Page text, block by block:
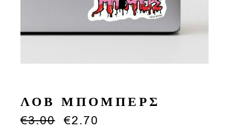
ΛΟΒ ΜΠΟΜΠΕΡΣ
€3.00 €2.70